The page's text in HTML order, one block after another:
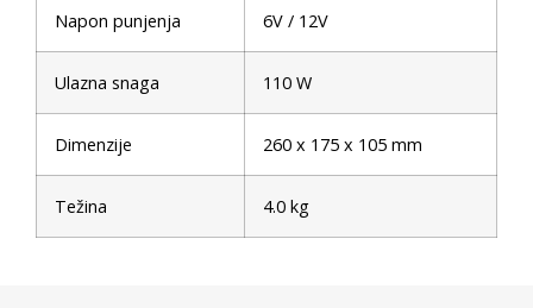
Napon punjenja 6V / 12V
Ulazna snaga 110 W
Dimenzije 260 x 175 x 105 mm
Težina 4.0 kg